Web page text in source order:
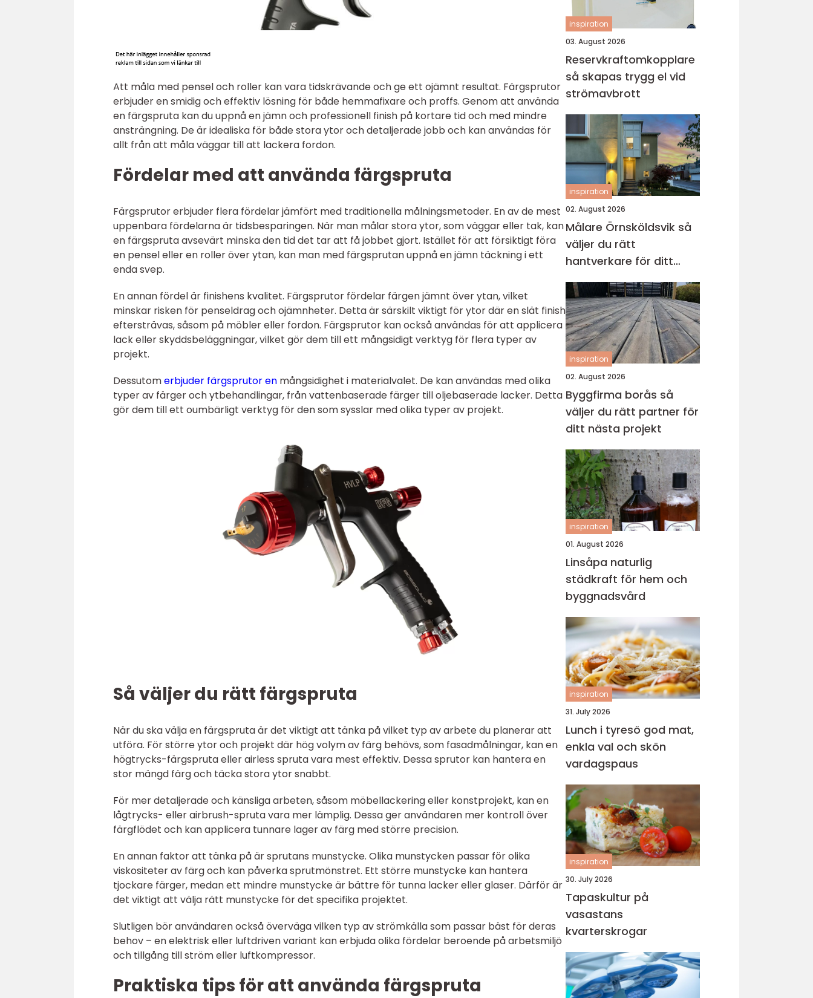
Att måla med pensel och roller kan vara tidskrävande och ge ett ojämnt resultat. Färgsprutor
erbjuder en smidig och effektiv lösning för både hemmafixare och proffs. Genom att använda
en färgspruta kan du uppnå en jämn och professionell finish på kortare tid och med mindre
ansträngning. De är idealiska för både stora ytor och detaljerade jobb och kan användas för
allt från att måla väggar till att lackera fordon.
Fördelar med att använda färgspruta
Färgsprutor erbjuder flera fördelar jämfört med traditionella målningsmetoder. En av de mest
uppenbara fördelarna är tidsbesparingen. När man målar stora ytor, som väggar eller tak, kan
en färgspruta avsevärt minska den tid det tar att få jobbet gjort. Istället för att försiktigt föra
en pensel eller en roller över ytan, kan man med färgsprutan uppnå en jämn täckning i ett
enda svep.
En annan fördel är finishens kvalitet. Färgsprutor fördelar färgen jämnt över ytan, vilket
minskar risken för penseldrag och ojämnheter. Detta är särskilt viktigt för ytor där en slät finish
eftersträvas, såsom på möbler eller fordon. Färgsprutor kan också användas för att applicera
lack eller skyddsbeläggningar, vilket gör dem till ett mångsidigt verktyg för flera typer av
projekt.
Dessutomerbjuder färgsprutor en mångsidighet i materialvalet. De kan användas med olika
typer av färger och ytbehandlingar, från vattenbaserade färger till oljebaserade lacker. Detta
gör dem till ett oumbärligt verktyg för den som sysslar med olika typer av projekt.
Så väljer du rätt färgspruta
När du ska välja en färgspruta är det viktigt att tänka på vilket typ av arbete du planerar att
utföra. För större ytor och projekt där hög volym av färg behövs, som fasadmålningar, kan en
högtrycks-färgspruta eller airless spruta vara mest effektiv. Dessa sprutor kan hantera en
stor mängd färg och täcka stora ytor snabbt.
För mer detaljerade och känsliga arbeten, såsom möbellackering eller konstprojekt, kan en
lågtrycks- eller airbrush-spruta vara mer lämplig. Dessa ger användaren mer kontroll över
färgflödet och kan applicera tunnare lager av färg med större precision.
En annan faktor att tänka på är sprutans munstycke. Olika munstycken passar för olika
viskositeter av färg och kan påverka sprutmönstret. Ett större munstycke kan hantera
tjockare färger, medan ett mindre munstycke är bättre för tunna lacker eller glaser. Därför är
det viktigt att välja rätt munstycke för det specifika projektet.
Slutligen bör användaren också överväga vilken typ av strömkälla som passar bäst för deras
behov – en elektrisk eller luftdriven variant kan erbjuda olika fördelar beroende på arbetsmiljö
och tillgång till ström eller luftkompressor.
Praktiska tips för att använda färgspruta
inspiration
03. August 2026
Reservkraftomkopplare
så skapas trygg el vid
strömavbrott
inspiration
02. August 2026
Målare Örnsköldsvik så
väljer du rätt
hantverkare för ditt
projekt
inspiration
02. August 2026
Byggfirma borås så
väljer du rätt partner för
ditt nästa projekt
inspiration
01. August 2026
Linsåpa naturlig
städkraft för hem och
byggnadsvård
inspiration
31. July 2026
Lunch i tyresö god mat,
enkla val och skön
vardagspaus
inspiration
30. July 2026
Tapaskultur på
vasastans
kvarterskrogar